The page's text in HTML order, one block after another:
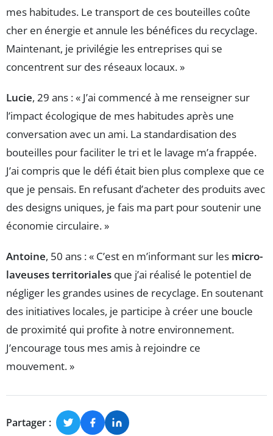
mes habitudes. Le transport de ces bouteilles coûte
cher en énergie et annule les bénéfices du recyclage.
Maintenant, je privilégie les entreprises qui se
concentrent sur des réseaux locaux. »
Lucie, 29 ans : « J’ai commencé à me renseigner sur
l’impact écologique de mes habitudes après une
conversation avec un ami. La standardisation des
bouteilles pour faciliter le tri et le lavage m’a frappée.
J’ai compris que le défi était bien plus complexe que ce
que je pensais. En refusant d’acheter des produits avec
des designs uniques, je fais ma part pour soutenir une
économie circulaire. »
Antoine, 50 ans : « C’est en m’informant sur les micro-
laveuses territoriales que j’ai réalisé le potentiel de
négliger les grandes usines de recyclage. En soutenant
des initiatives locales, je participe à créer une boucle
de proximité qui profite à notre environnement.
J’encourage tous mes amis à rejoindre ce
mouvement. »
Partager :